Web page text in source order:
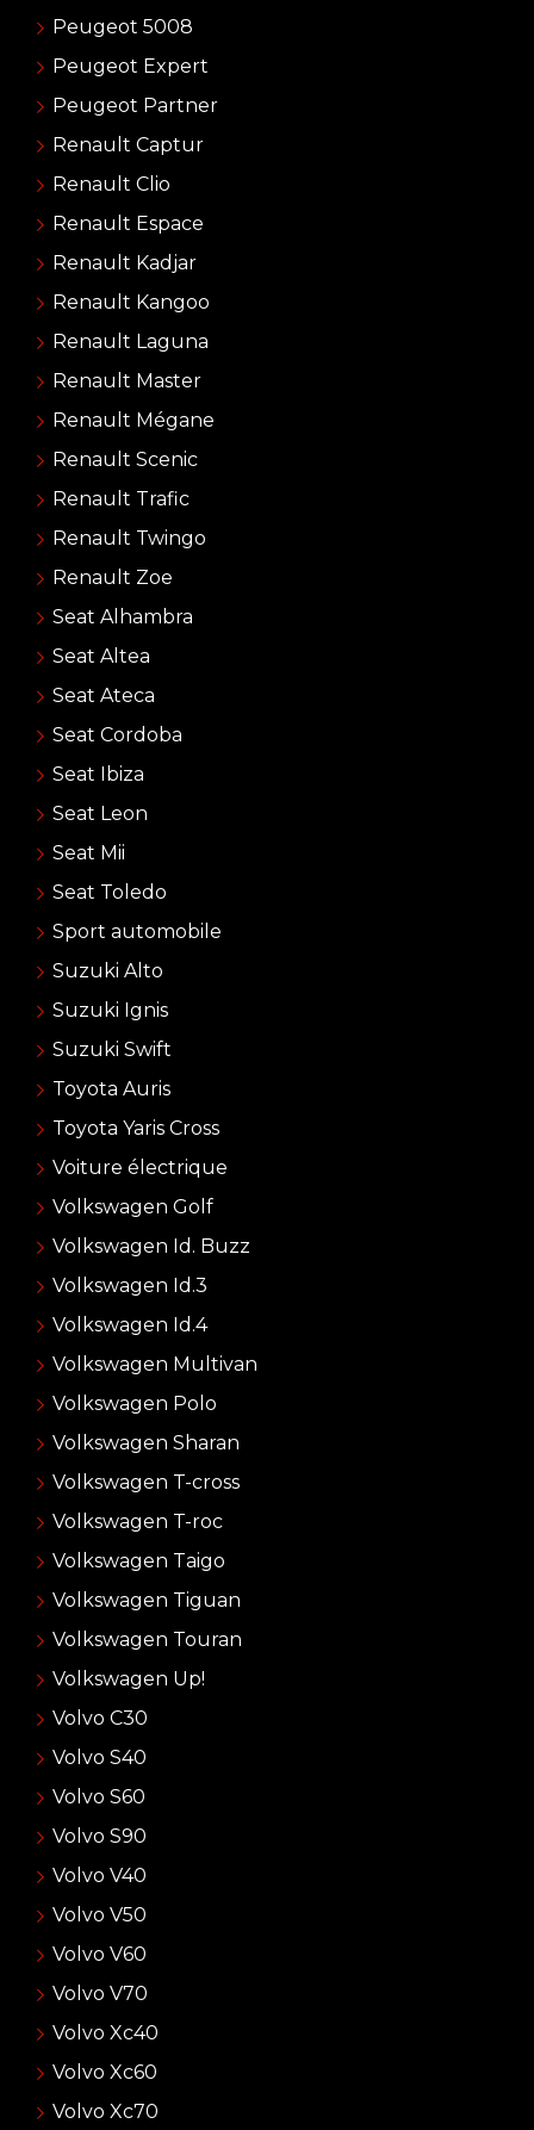
Peugeot 5008
Peugeot Expert
Peugeot Partner
Renault Captur
Renault Clio
Renault Espace
Renault Kadjar
Renault Kangoo
Renault Laguna
Renault Master
Renault Mégane
Renault Scenic
Renault Trafic
Renault Twingo
Renault Zoe
Seat Alhambra
Seat Altea
Seat Ateca
Seat Cordoba
Seat Ibiza
Seat Leon
Seat Mii
Seat Toledo
Sport automobile
Suzuki Alto
Suzuki Ignis
Suzuki Swift
Toyota Auris
Toyota Yaris Cross
Voiture électrique
Volkswagen Golf
Volkswagen Id. Buzz
Volkswagen Id.3
Volkswagen Id.4
Volkswagen Multivan
Volkswagen Polo
Volkswagen Sharan
Volkswagen T-cross
Volkswagen T-roc
Volkswagen Taigo
Volkswagen Tiguan
Volkswagen Touran
Volkswagen Up!
Volvo C30
Volvo S40
Volvo S60
Volvo S90
Volvo V40
Volvo V50
Volvo V60
Volvo V70
Volvo Xc40
Volvo Xc60
Volvo Xc70